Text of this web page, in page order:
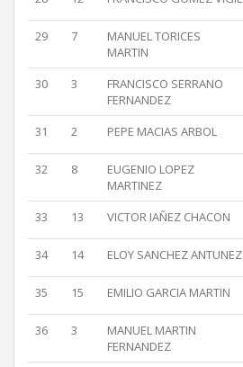
29 7
MANUEL TORICES
MARTIN
30 3
FRANCISCO SERRANO
FERNANDEZ
31 2 PEPE MACIAS ARBOL
32 8
EUGENIO LOPEZ
MARTINEZ
33 13 VICTOR IAÑEZ CHACON
34 14 ELOY SANCHEZ ANTUNEZ
35 15 EMILIO GARCIA MARTIN
36 3
MANUEL MARTIN
FERNANDEZ